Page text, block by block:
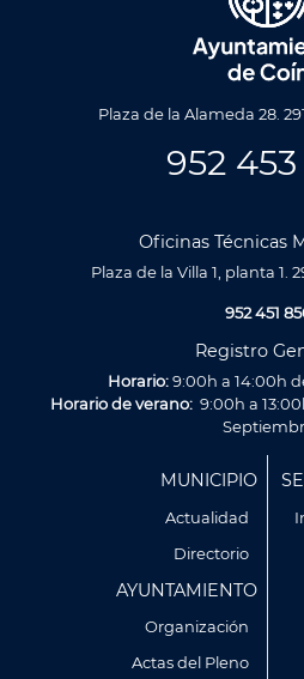
Plaza de la Alameda 28.
952
Oficinas Técnicas
Plaza de la Villa 1, planta 1.
952 451
Registro
Horario:9:00h a 14:00h
Horario de verano: 9:00h a
MUNICIPIO
Actualidad
Directorio
AYUNTAMIENTO
Organización
Actas del Pleno